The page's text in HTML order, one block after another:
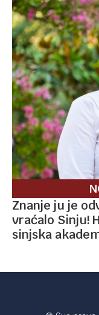
Znanje ju je
vraćalo Sinju!
sinjska